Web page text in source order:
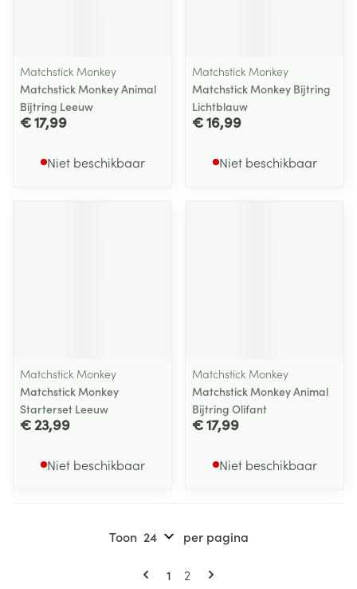
Matchstick Monkey
Matchstick Monkey Animal
Bijtring Leeuw
€ 17,99
Niet beschikbaar
Matchstick Monkey
Matchstick Monkey Bijtring
Lichtblauw
€ 16,99
Niet beschikbaar
Matchstick Monkey
Matchstick Monkey
Starterset Leeuw
€ 23,99
Niet beschikbaar
Matchstick Monkey
Matchstick Monkey Animal
Bijtring Olifant
€ 17,99
Niet beschikbaar
Pagina's
U lees momenteel pagina
1 Pagina
2
Toon per pagina